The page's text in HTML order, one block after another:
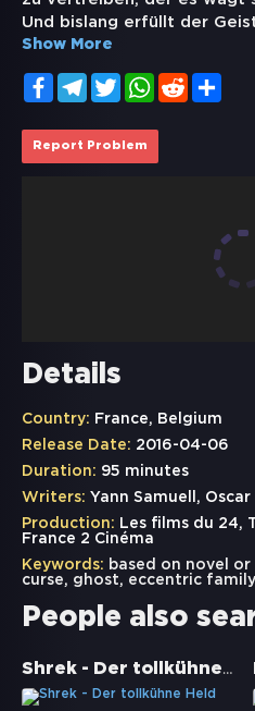
Und bislang erfüllt der
Show More
FacebookTelegramTwitterWhatsApp
Reddit
Report Problem
Details
Country: France, Belgium
Release Date: 2016-04-06
Duration: 95 minutes
Writers: Yann Samuell,
Production: Les films du 24,
France 2 Cinéma
Keywords: based on novel or
curse, ghost, eccentric family
People also
Shrek - Der tollkühne Held